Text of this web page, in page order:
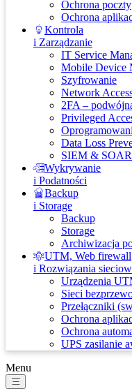
Ochrona poczty
Ochrona
Kontrola
i Zarządzanie
IT Service
Mobile Device
Szyfrowanie
Network
2FA –
Privileged
Data Loss
SIEM & SOAR
Wykrywanie
i Podatności
Backup
i Storage
Backup
Storage
Archiwizacja
UTM, Web firewall
i Rozwiązania
Urządzenia
Sieci
Przełączniki
Ochrona
Ochrona
UPS zasilanie
Menu